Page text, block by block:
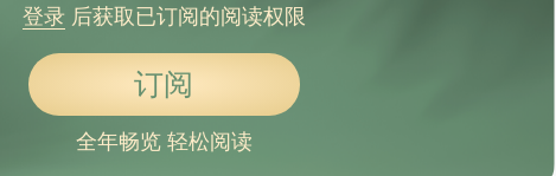
登录后获取已订阅的阅读权限
订阅
全年畅览 轻松阅读